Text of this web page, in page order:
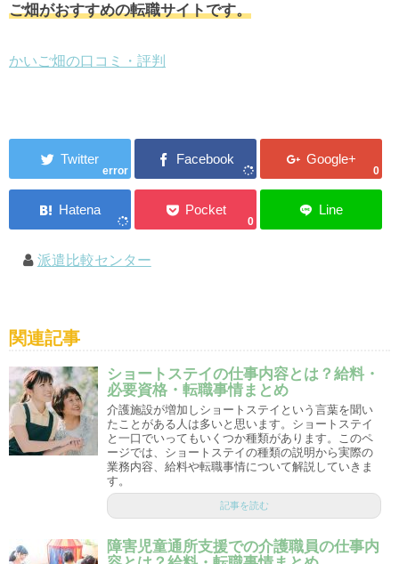
ご畑がおすすめの転職サイトです。
かいご畑の口コミ・評判
error 0
0
派遣比較センター
関連記事
ショートステイの仕事内容とは？給料・
必要資格・転職事情まとめ
介護施設が増加しショートステイという言葉を聞い
たことがある人は多いと思います。ショートステイ
と一口でいってもいくつか種類があります。このペ
ージでは、ショートステイの種類の説明から実際の
業務内容、給料や転職事情について解説していきま
す。
記事を読む
障害児童通所支援での介護職員の仕事内